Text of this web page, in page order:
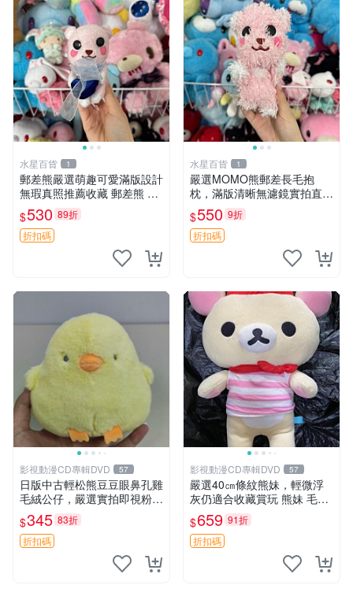
水星百貨 1
郵差熊嚴選萌趣可愛滿版設計
無瑕真照推薦收藏 郵差熊 熊
抱枕 紅薯啵啵間
$530 89折
折扣碼
水星百貨 1
嚴選MOMO熊郵差長毛抱
枕，滿版清晰無濾鏡實拍直
銷。每周新品到貨，不容錯
過！ 郵差熊 長毛 抱枕
$550 9折
折扣碼
影視動漫CD專輯DVD 57
日版中古輕松熊豆豆眼鼻孔雞
毛絨公仔，嚴選實拍即視粉絲
必買 公仔紙箱氣泡膜精心包
裝快速發貨 輕松熊 公仔 雞毛
絨
$345 83折
折扣碼
影視動漫CD專輯DVD 57
嚴選40㎝條紋熊妹，輕微浮
灰仍適合收藏賞玩 熊妹 毛絨
玩具 浮雕熊
$659 91折
折扣碼